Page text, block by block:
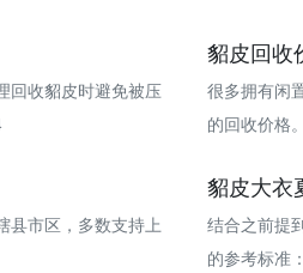
回收貂皮时避免被压
貂皮回收
很多拥有闲
的回收价格
县市区，多数支持上
貂皮大衣
结合之前提
的参考标准